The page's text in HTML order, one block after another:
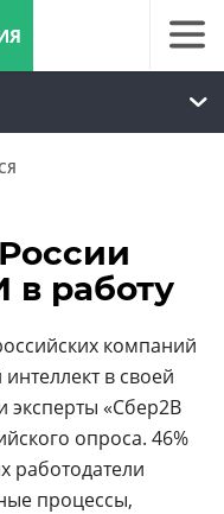
работу
компаний
в своей
эксперты «Сбер2В
опроса. 46%
работодатели
процессы,